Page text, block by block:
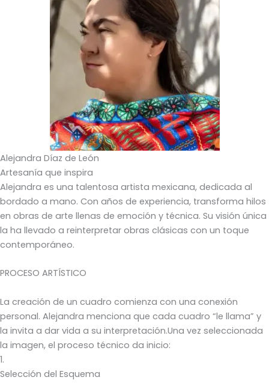
Alejandra Díaz de León
Artesanía que inspira
Alejandra es una talentosa artista mexicana, dedicada al
bordado a mano. Con años de experiencia, transforma hilos
en obras de arte llenas de emoción y técnica. Su visión única
la ha llevado a reinterpretar obras clásicas con un toque
contemporáneo.
PROCESO ARTÍSTICO
La creación de un cuadro comienza con una conexión
personal. Alejandra menciona que cada cuadro “le llama” y
la invita a dar vida a su interpretación.Una vez seleccionada
la imagen, el proceso técnico da inicio:
1.
Selección del Esquema